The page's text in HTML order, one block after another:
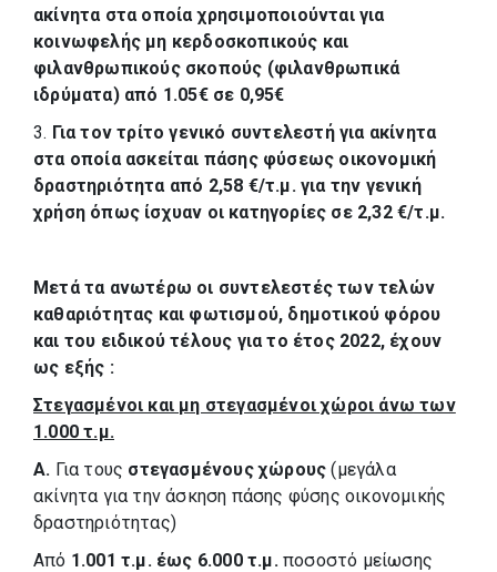
ακίνητα στα οποία χρησιμοποιούνται για
κοινωφελής μη κερδοσκοπικούς και
φιλανθρωπικούς σκοπούς (φιλανθρωπικά
ιδρύματα) από 1.05€ σε 0,95€
3. Για τον τρίτο γενικό συντελεστή για ακίνητα
στα οποία ασκείται πάσης φύσεως οικονομική
δραστηριότητα από 2,58 €/τ.μ. για την γενική
χρήση όπως ίσχυαν οι κατηγορίες σε 2,32 €/τ.μ.
Μετά τα ανωτέρω οι συντελεστές των τελών
καθαριότητας και φωτισμού, δημοτικού φόρου
και του ειδικού τέλους για το έτος 2022, έχουν
ως εξής :
Στεγασμένοι και μη στεγασμένοι χώροι άνω των
1.000 τ.μ.
Α. Για τους στεγασμένους χώρους (μεγάλα
ακίνητα για την άσκηση πάσης φύσης οικονομικής
δραστηριότητας)
Από 1.001 τ.μ. έως 6.000 τ.μ.ποσοστό μείωσης